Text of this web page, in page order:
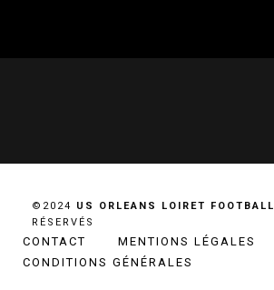
©2024 US ORLEANS LOIRET FOOTBALL
RÉSERVÉS
CONTACT
MENTIONS LÉGALES
CONDITIONS GÉNÉRALES